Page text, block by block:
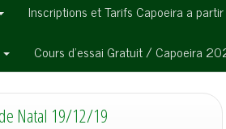
Inscriptions et Tarifs Capoeira a
Cours d’essai Gratuit / Capoeira
Natal 19/12/19